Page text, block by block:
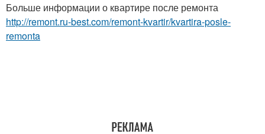
Больше информации о квартире после ремонта
http://remont.ru-best.com/remont-kvartir/kvartira-posle-
remonta